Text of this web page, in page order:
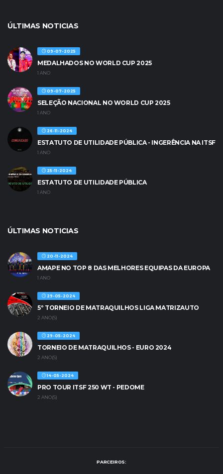
ÚLTIMAS NOTICIAS
09-07-2025
MEDALHADOS NO WORLD CUP 2025
1 ANO
09-07-2025
SELEÇÃO NACIONAL NO WORLD CUP 2025
1 ANO
26-11-2024
ESTATUTO DE UTILIDADE PÚBLICA - INGERÊNCIA NA ITSF
1 ANO
25-11-2024
ESTATUTO DE UTILIDADE PÚBLICA
1 ANO
ÚLTIMAS NOTICIAS
20-11-2024
AMAPE NO TOP 8 DAS MELHORES EQUIPAS DA EUROPA
1 ANO
29-05-2024
5º TORNEIO DE MATRAQUILHOS LIGA MATRIZAUTO
2 ANO(S)
29-05-2024
TORNEIO DE MATRAQUILHOS - EURO 2024
2 ANO(S)
14-05-2024
PRO TOUR ITSF 250 WT - PEDOME
2 ANO(S)
PARCEIROS: